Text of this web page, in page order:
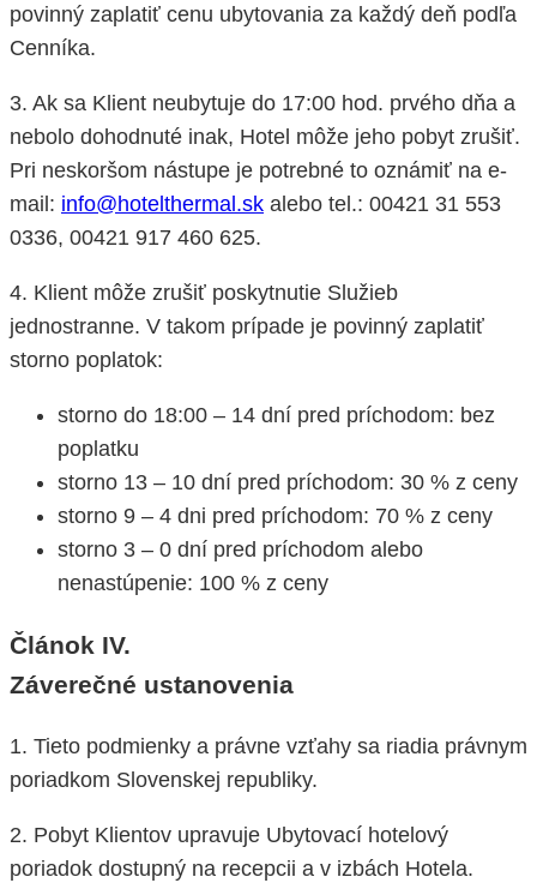
povinný zaplatiť cenu ubytovania za každý deň podľa
Cenníka.
3. Ak sa Klient neubytuje do 17:00 hod. prvého dňa a
nebolo dohodnuté inak, Hotel môže jeho pobyt zrušiť.
Pri neskoršom nástupe je potrebné to oznámiť na e-
mail: info@hotelthermal.sk alebo tel.: 00421 31 553
0336, 00421 917 460 625.
4. Klient môže zrušiť poskytnutie Služieb
jednostranne. V takom prípade je povinný zaplatiť
storno poplatok:
storno do 18:00 – 14 dní pred príchodom: bez
poplatku
storno 13 – 10 dní pred príchodom: 30 % z ceny
storno 9 – 4 dni pred príchodom: 70 % z ceny
storno 3 – 0 dní pred príchodom alebo
nenastúpenie: 100 % z ceny
Článok IV.
Záverečné ustanovenia
1. Tieto podmienky a právne vzťahy sa riadia právnym
poriadkom Slovenskej republiky.
2. Pobyt Klientov upravuje Ubytovací hotelový
poriadok dostupný na recepcii a v izbách Hotela.